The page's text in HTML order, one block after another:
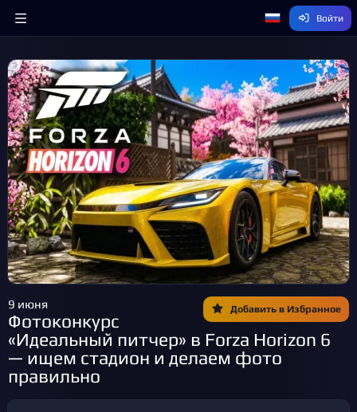
Войти
Добавить в Избранное
9 июня
Фотоконкурс
«Идеальный питчер» в Forza Horizon 6
— ищем стадион и делаем фото
правильно